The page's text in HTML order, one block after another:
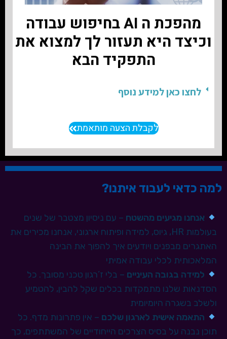
מהפכת ה AI בחיפוש עבודה
וכיצד היא תעזור לך למצוא את
התפקיד הבא
לחצו כאן למידע נוסף
לקבלת הצעה מותאמת
למה כדאי לעבוד איתנו?
אנחנו מגיעים מהשטח – עם ניסיון מצטבר של שנים
בעולמות HR, גיוס, למידה ופיתוח ארגוני, אנחנו מכירים את
האתגרים מבפנים ויודעים איך להפוך את הבינה
המלאכותית לכלי עבודה אמיתי
למידה בגובה העיניים – בלי ז’רגון טכני מסובך. כל
הסדנאות שלנו מתמקדות בכלים שקל להבין, להטמיע
ולשלב בשגרה היומיומית
התאמה אישית לארגון שלכם – אין פתרונות מדף. כל
תוכן נבנה על בסיס הצרכים הייחודיים של המשתתפים, כך